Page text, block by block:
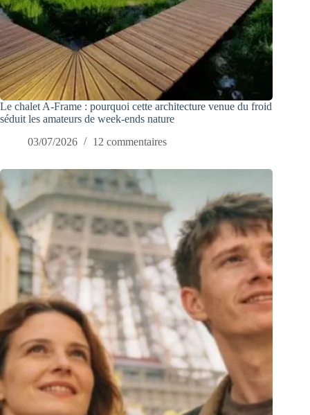
Le chalet A-Frame : pourquoi cette architecture venue du froid
séduit les amateurs de week-ends nature
03/07/2026
12 commentaires